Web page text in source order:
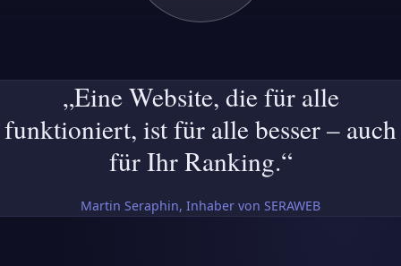
„Eine Website, die für alle
funktioniert, ist für alle besser – auch
für Ihr Ranking.“
Martin Seraphin, Inhaber von SERAWEB